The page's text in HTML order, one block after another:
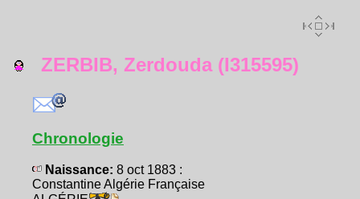
ZERBIB, Zerdouda (I315595)
Chronologie
Naissance: 8 oct 1883 :
Constantine Algérie Française